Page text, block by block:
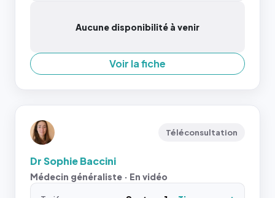
Aucune disponibilité à venir
Voir la fiche
Téléconsultation
Dr Sophie Baccini
Médecin généraliste · En vidéo